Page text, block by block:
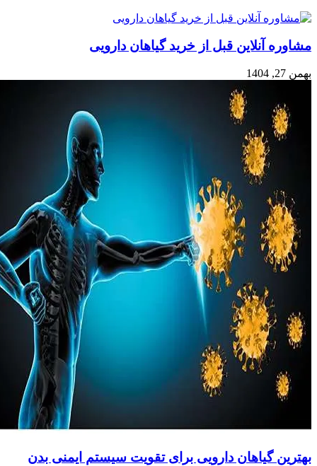
مشاوره آنلاین قبل از خرید گیاهان دارویی
بهمن 27, 1404
بهترین گیاهان دارویی برای تقویت سیستم ایمنی بدن